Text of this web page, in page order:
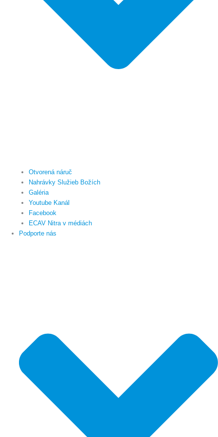
Otvorená náruč
Nahrávky Služieb Božích
Galéria
Youtube Kanál
Facebook
ECAV Nitra v médiách
Podporte nás